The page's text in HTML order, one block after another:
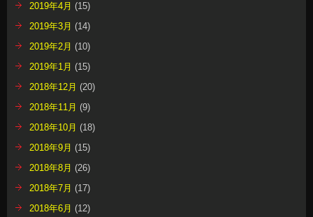
2019年4月 (15)
2019年3月 (14)
2019年2月 (10)
2019年1月 (15)
2018年12月 (20)
2018年11月 (9)
2018年10月 (18)
2018年9月 (15)
2018年8月 (26)
2018年7月 (17)
2018年6月 (12)